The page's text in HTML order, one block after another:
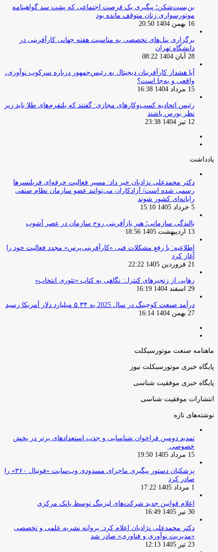
بن‌بست‌شکن؛ پیگیری یک فرصت اجتماعی که پشت سد گواهینامه
موتورسواری زنان متوقف مانده بود
16 بهمن 1404 20:50
برگزاری پنل‌های تخصصی به مناسبت هفته جهانی کارآفرینی در
دانشگاه تهران
28 آبان 1404 08:22
آیا هشدار کارآفرینان دیجیتال به رئیس‌جمهور درباره سرکوب نوآوری،
واقعی و به‌جا است؟
15 مرداد 1404 16:38
‏رئیس اتحادیه کسب‌وکارهای مجازی: گفتند که پلتفرم‌های طلا باید زیر
نظر بورس باشند
12 تیر 1404 23:38
یادداشت
دکتر محمدعلی نژادیان خبر داد: مسیر فعالیت حرفه‌ای فریلنسرها
رسمی شده است/ آزادکاران می‌توانند عضو سازمان نظام صنفی
رایانه‌ای کشور شوند
5 خرداد 1405 15:10
بالندگی سازمانی؛ هنر بازآفرینی روح سازمان در عصر آشوب
13 اردیبهشت 1405 18:56
اطلاعیه: با رفع مشکلات فنی «کارآفرینی‌پرس» مجدد فعالیت خود را
آغاز کرد
21 فروردین 1405 22:22
رهایی از زنجیرهای کنترل: نگاهی به کتاب «تئوری انتخاب»
29 اسفند 1404 16:19
درآمد صنعت کوچینگ در سال 2025 به ۵.۳۴ میلیارد دلار آمریکا رسید
27 بهمن 1404 16:14
ماهنامه صنعت موتورسیکلت
پایگاه خبری موتورسیکلت نیوز
پایگاه خبری موفقیت شناسی
انتشارات موفقیت شناسی
نوشته‌های تازه
تمدید دومین فراخوان شناسایی و جذب استعدادهای برتر در بخش
خصوصی
15 مرداد 1405 19:50
پزشکیان دستور پیگیری ماجرای مسدودی وب‌سایت «فوتبال ۳۶۰» را
صادر کرد
1 مرداد 1405 17:22
اعلام قوانین جدید شرکت‌های لیزینگ توسط بانک مرکزی
30 تیر 1405 16:49
دکتر محمدعلی نژادیان اعلام کرد: پروانه نشریه علمی و تخصصی
«مدیریت نوآوری و فناوری» صادر شد
23 تیر 1405 12:13